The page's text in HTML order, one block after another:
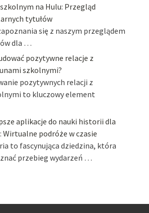
na Hulu: Przegląd
tytułów
się z naszym przeglądem
dla …
pozytywne relacje z
szkolnymi?
pozytywnych relacji z
to kluczowy element
aplikacje do nauki historii dla
Wirtualne podróże w czasie
to fascynująca dziedzina, która
przebieg wydarzeń …